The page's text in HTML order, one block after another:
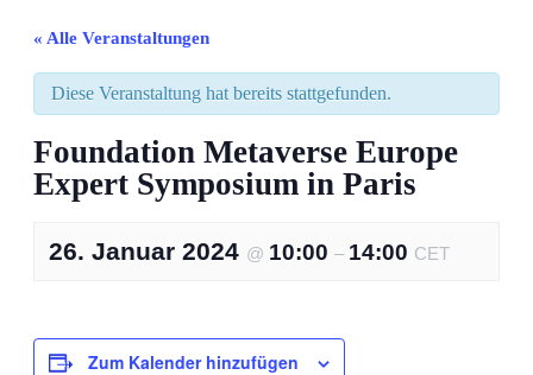
« Alle Veranstaltungen
Diese Veranstaltung hat bereits stattgefunden.
Foundation Metaverse Europe
Expert Symposium in Paris
26. Januar 2024 @ 10:00 – 14:00 CET
Zum Kalender hinzufügen